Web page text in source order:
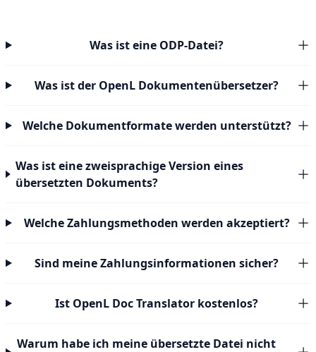
Was ist eine ODP-Datei?
Was ist der OpenL Dokumentenübersetzer?
Welche Dokumentformate werden unterstützt?
Was ist eine zweisprachige Version eines
übersetzten Dokuments?
Welche Zahlungsmethoden werden akzeptiert?
Sind meine Zahlungsinformationen sicher?
Ist OpenL Doc Translator kostenlos?
Warum habe ich meine übersetzte Datei nicht